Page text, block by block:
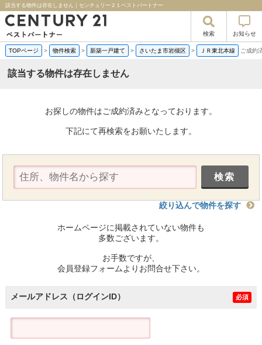
該当する物件は存在しません｜センチュリー２１ベストパートナー
検索 お知らせ
TOPページ > 物件検索 > 新築一戸建て > さいたま市岩槻区 > ＪＲ東北本線 ご成約
該当する物件は存在しません
お探しの物件はご成約済みとなっております。
下記にて再検索をお願いたします。
絞り込んで物件を探す
ホームページに掲載されていない物件も
多数ございます。
お手数ですが、
会員登録フォームよりお問合せ下さい。
メールアドレス（ログインID） 必須